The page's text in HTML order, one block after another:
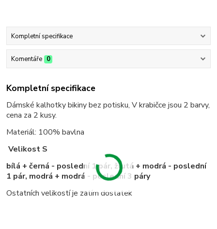
Kompletní specifikace
Komentáře 0
Kompletní specifikace
Dámské kalhotky bikiny bez potisku, V krabičce jsou 2 barvy,
cena za 2 kusy.
Materiál: 100% bavlna
Velikost S
bílá + černá - poslední 1 pár, žlutá + modrá - poslední
1 pár, modrá + modrá - poslední 3 páry
Ostatních velikostí je zatím dostatek